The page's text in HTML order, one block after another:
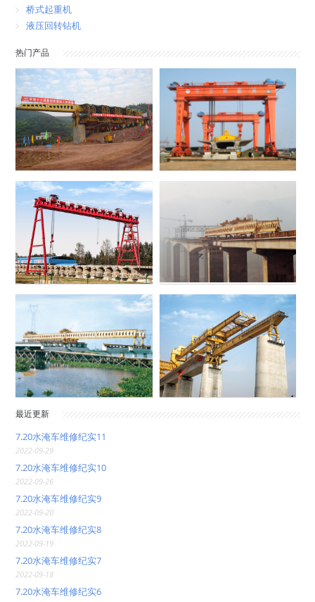
桥式起重机
液压回转钻机
热门产品
最近更新
7.20水淹车维修纪实11
2022-09-29
7.20水淹车维修纪实10
2022-09-26
7.20水淹车维修纪实9
2022-09-20
7.20水淹车维修纪实8
2022-09-19
7.20水淹车维修纪实7
2022-09-18
7.20水淹车维修纪实6